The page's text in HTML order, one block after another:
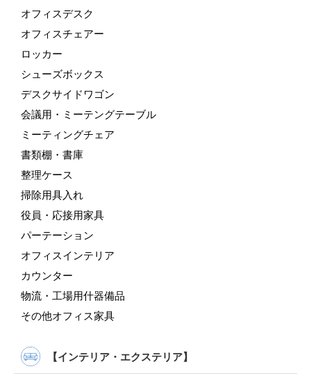
オフィスデスク
オフィスチェアー
ロッカー
シューズボックス
デスクサイドワゴン
会議用・ミーテングテーブル
ミーティングチェア
書類棚・書庫
整理ケース
掃除用具入れ
役員・応接用家具
パーテーション
オフィスインテリア
カウンター
物流・工場用什器備品
その他オフィス家具
【インテリア・エクステリア】